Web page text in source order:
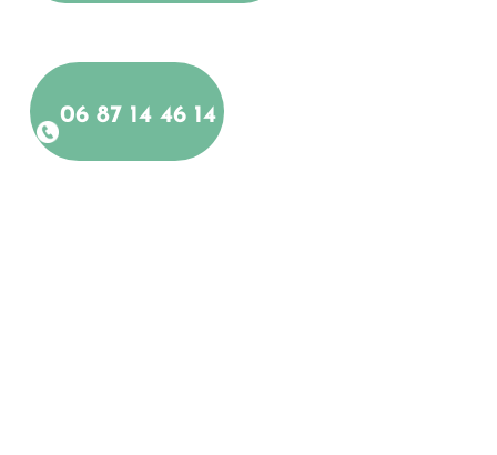
06 87 14 46 14